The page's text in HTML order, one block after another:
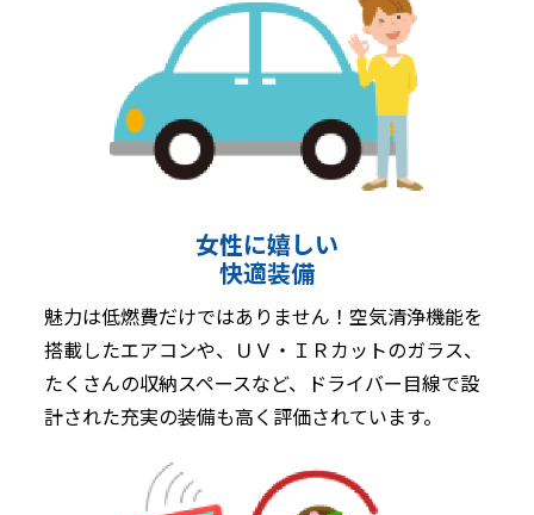
女性に嬉しい
快適装備
魅力は低燃費だけではありません！空気清浄機能を
搭載したエアコンや、ＵＶ・ＩＲカットのガラス、
たくさんの収納スペースなど、ドライバー目線で設
計された充実の装備も高く評価されています。